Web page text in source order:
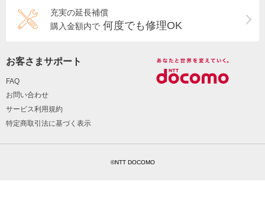
充実の延長補償
購入金額内で 何度でも修理OK
お客さまサポート
FAQ
お問い合わせ
サービス利用規約
特定商取引法に基づく表示
©NTT DOCOMO